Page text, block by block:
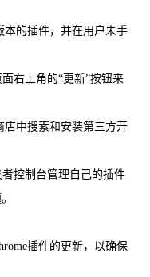
本的插件，并在用户未手
右上角的“更新”按钮来
店中搜索和安装第三方开
控制台管理自己的插件
插件的更新，以确保